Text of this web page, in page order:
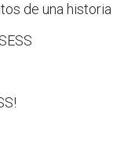
de una historia